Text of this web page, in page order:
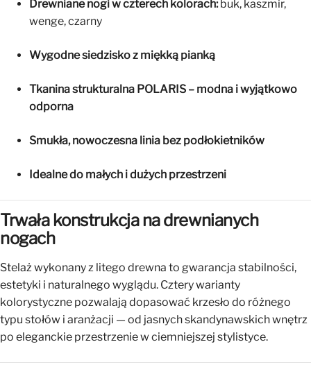
Drewniane nogi w czterech kolorach:buk, kaszmir,
wenge, czarny
Wygodne siedzisko z miękką pianką
Tkanina strukturalna POLARIS – modna i wyjątkowo
odporna
Smukła, nowoczesna linia bez podłokietników
Idealne do małych i dużych przestrzeni
Trwała konstrukcja na drewnianych
nogach
Stelaż wykonany z litego drewna to gwarancja stabilności,
estetyki i naturalnego wyglądu. Cztery warianty
kolorystyczne pozwalają dopasować krzesło do różnego
typu stołów i aranżacji — od jasnych skandynawskich wnętrz
po eleganckie przestrzenie w ciemniejszej stylistyce.